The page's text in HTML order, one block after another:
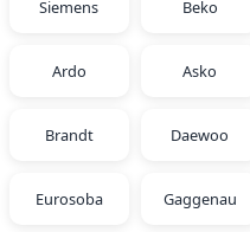
Siemens Beko
Ardo Asko
Brandt Daewoo
Eurosoba Gaggenau